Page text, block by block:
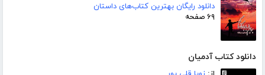
دانلود رایگان بهترین کتاب‌های داستان
۶۹ صفحه
دانلود کتاب آدمیان